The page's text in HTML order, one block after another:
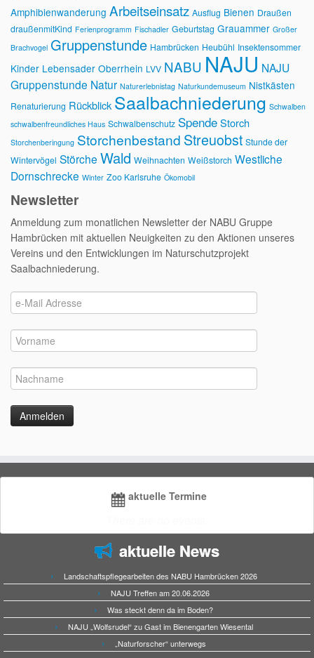
Amphibienwanderung Arbeitseinsatz Ausflug Bienen Draußen
draußenmitKind Ferienprogramm Fischadler Geburtstag Grauammer Großer
Brachvogel Gruppenstunde Hambrücken Heubühl Insektensommer
Kinder Lebensader Oberrhein LVV NABU NAJU NAJU
Gruppenstunde Natur Naturerlebnistag Naturkundemuseum Nistkästen
Renaturierung Rückblick Saalbachniederung Schwalben
schwalbenfreundliches Haus Schwalbenschutz SpendeStorch
Storchenberingung Storchenbestand Streuobst Stunde der
Wintervögel Störche Wald Weihnachten Weißstorch Westliche
Dornschrecke Winter Zoo Karlsruhe Ökomobil
Newsletter
Anmeldung zum monatlichen Newsletter der NABU Gruppe
Hambrücken mit aktuellen Neuigkeiten zu den Aktionen unseres
Vereins und den Entwicklungen im Naturschutzprojekt
Saalbachniederung.
aktuelle Termine
aktuelle News
Landschaftspflegearbeiten des NABU Hambrücken 2026
NAJU Treffen am 20.06.2026
Was steckt denn da im Boden?
NAJU „Wolfsrudel“ zu Gast im Bienengarten Wiesental
„Naturforscher“ unterwegs